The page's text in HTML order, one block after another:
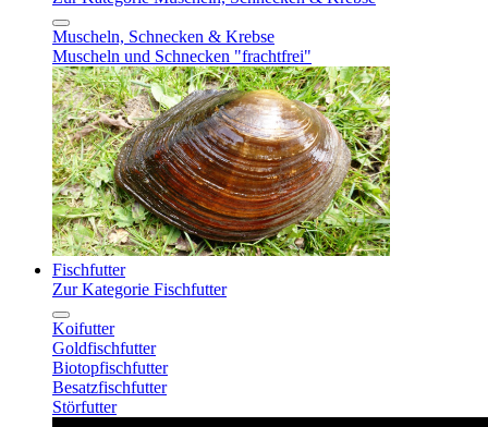
Muscheln, Schnecken & Krebse
Muscheln und Schnecken "frachtfrei"
Fischfutter
Zur Kategorie Fischfutter
Koifutter
Goldfischfutter
Biotopfischfutter
Besatzfischfutter
Störfutter